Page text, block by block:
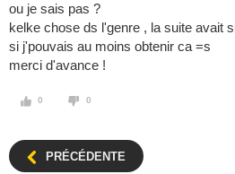
ou je sais pas ?
kelke chose ds l'genre , la suite avait
si j'pouvais au moins obtenir ca =s
merci d'avance !
0 0
PRÉCÉDENTE